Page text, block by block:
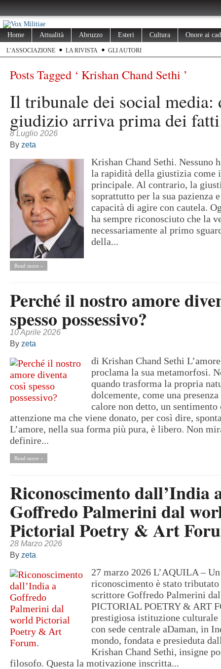
Home Attualità Abruzzo Esteri Cultura Onore ai
L’ASSOCIAZIONE LA RIVISTA GLI AUTORI
Posts Tagged ‘ Krishan Chand Sethi ’
Il tribunale dei social media:
giudizio arriva prima dei
8 Luglio 2026
By zeta
Krishan Chand Sethi. Nessuno
la rapidità della giustizia come
principale. Al contrario, la
soprattutto per la sua pazienza
capacità di agire con cautela.
ha sempre riconosciuto che la
necessariamente al primo
della...
Read more »
Perché il nostro amore
spesso possessivo?
10 Aprile 2026
By zeta
di Krishan Chand Sethi
proclama la sua metamorfosi.
quando trasforma la propria
dolcemente, come una
calore non detto, un sentimento
attenzione ma che viene donato, per così dire,
L’amore, nella sua forma più pura, è libero. Non
definire...
Read more »
Riconoscimento dall’India
Goffredo Palmerini dal
Pictorial Poetry & Art
28 Marzo 2026
By zeta
27 marzo 2026 L’AQUILA –
riconoscimento è stato
scrittore Goffredo Palmerini
PICTORIAL POETRY & ART
prestigiosa istituzione culturale
con sede centrale aDaman, in
mondo, fondata e presieduta
Krishan Chand Sethi, insigne
filosofo. Questa la motivazione inscritta...